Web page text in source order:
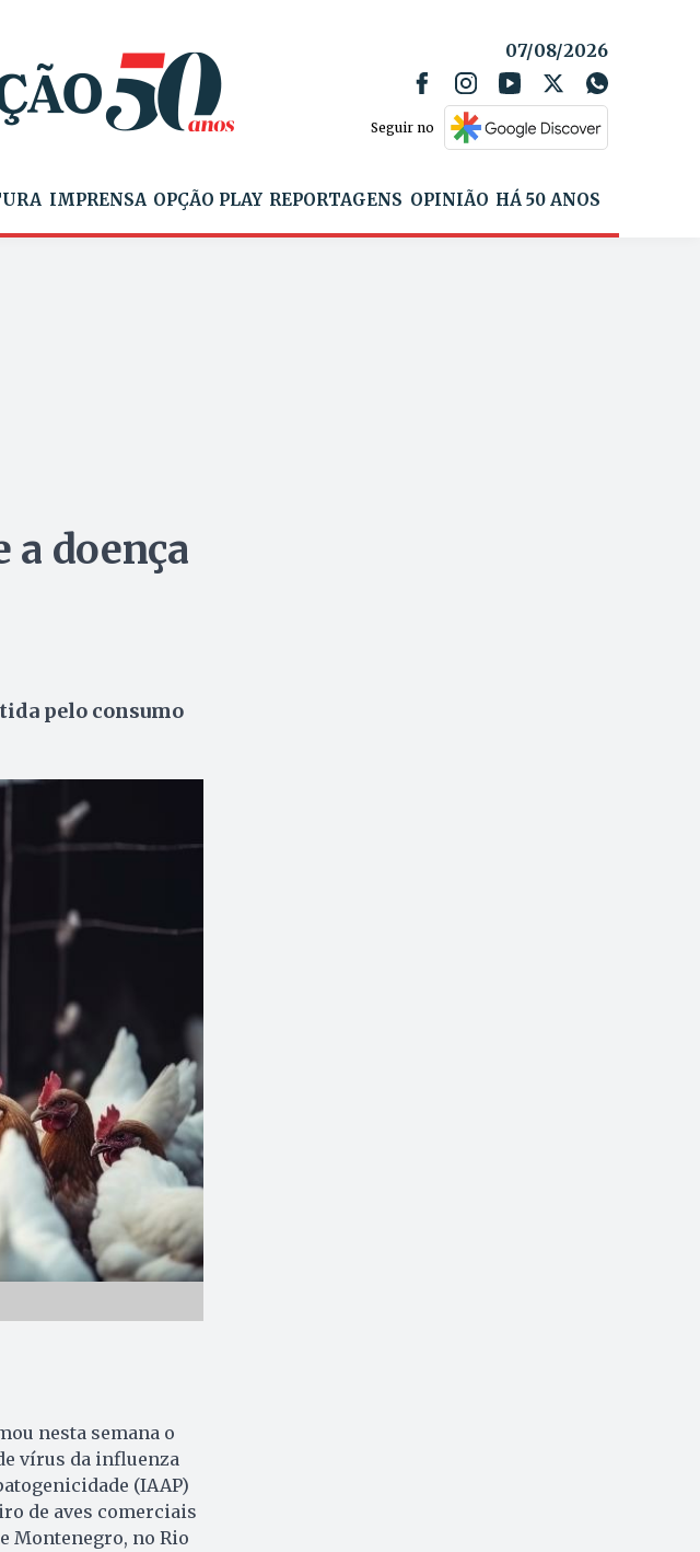
07/08/2026
Seguir no
IMPRENSA OPÇÃO PLAY REPORTAGENS OPINIÃO HÁ 50 ANOS
a doença
pelo consumo
nesta semana o
vírus da influenza
(IAAP)
de aves comerciais
Montenegro, no Rio